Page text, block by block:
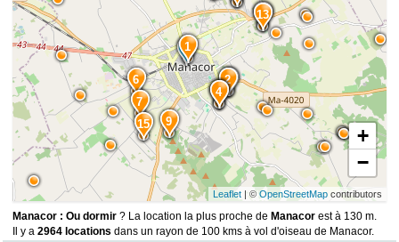
15
14
13
9
7
6
5
4
3
2
1
+
−
Leaflet| © OpenStreetMapcontributors
Manacor : Ou dormir ? La location la plus proche de Manacor est à 130 m.
Il y a2964 locations dans un rayon de 100 kms à vol d'oiseau de Manacor.